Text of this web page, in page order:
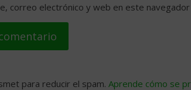
correo electrónico y web en este
para reducir el spam. Aprende cómo se